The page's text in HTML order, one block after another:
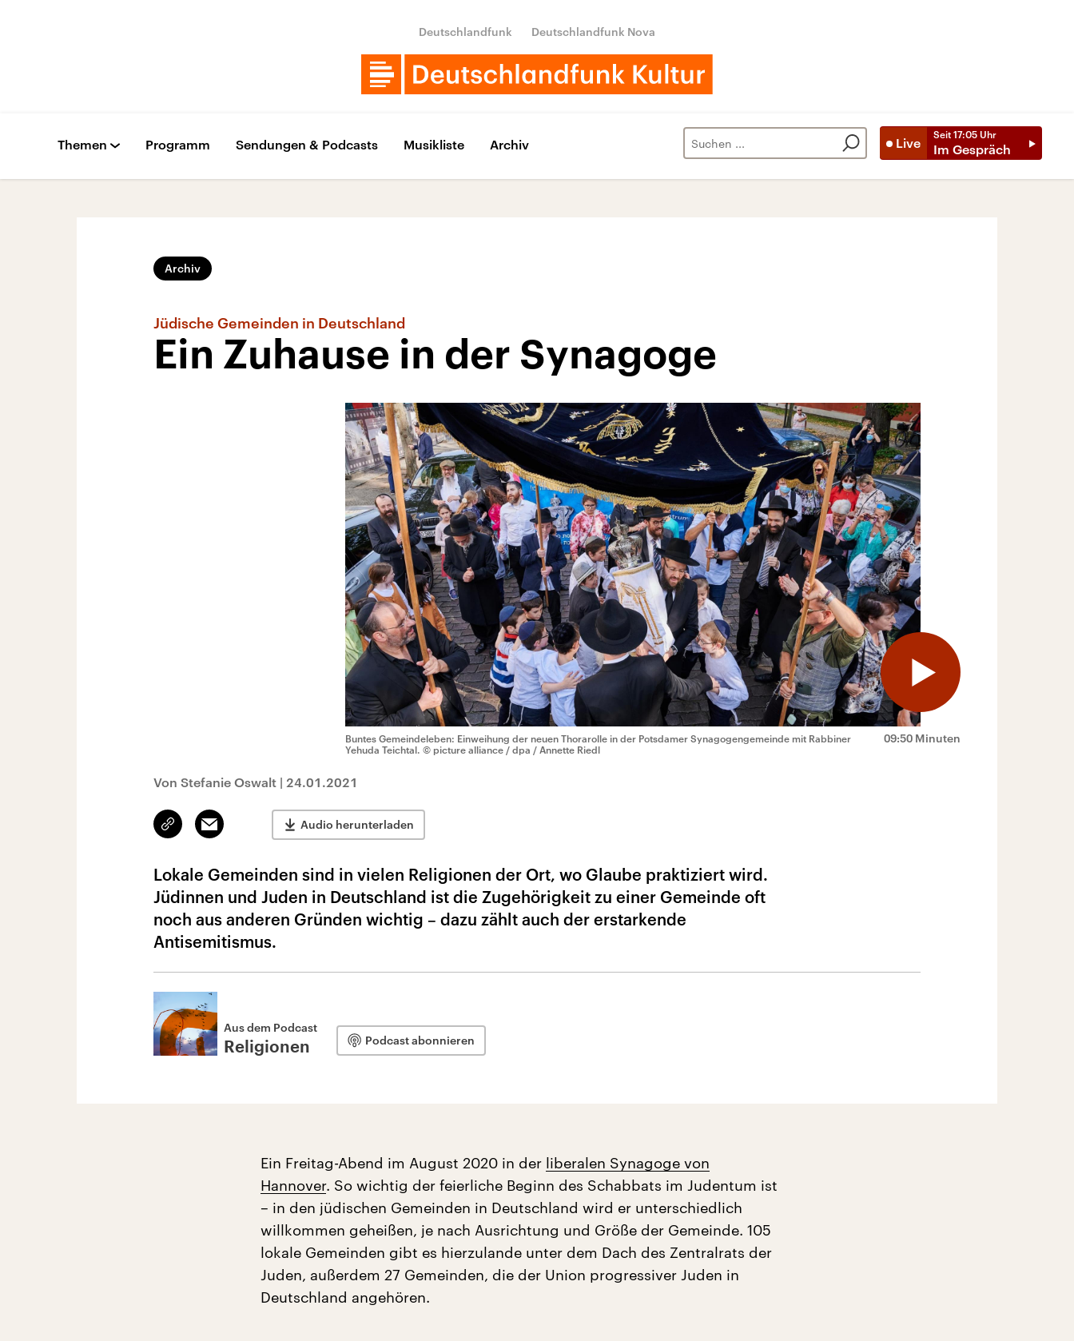
Deutschlandfunk Deutschlandfunk Nova
Live
Seit 17:05 Uhr
Im Gespräch
Themen Programm Sendungen & Podcasts Musikliste Archiv
Archiv
Jüdische Gemeinden in Deutschland
Ein Zuhause in der Synagoge
09:50 Minuten
Buntes Gemeindeleben: Einweihung der neuen Thorarolle in der Potsdamer Synagogengemeinde mit Rabbiner
Yehuda Teichtal. © picture alliance / dpa / Annette Riedl
Von Stefanie Oswalt | 24.01.2021
Link
kopieren/teilen
Email Audio herunterladen
Lokale Gemeinden sind in vielen Religionen der Ort, wo Glaube praktiziert wird.
Jüdinnen und Juden in Deutschland ist die Zugehörigkeit zu einer Gemeinde oft
noch aus anderen Gründen wichtig – dazu zählt auch der erstarkende
Antisemitismus.
Aus dem Podcast
Religionen Podcast abonnieren
Ein Freitag-Abend im August 2020 in der liberalen Synagoge von
Hannover. So wichtig der feierliche Beginn des Schabbats im Judentum ist
– in den jüdischen Gemeinden in Deutschland wird er unterschiedlich
willkommen geheißen, je nach Ausrichtung und Größe der Gemeinde. 105
lokale Gemeinden gibt es hierzulande unter dem Dach des Zentralrats der
Juden, außerdem 27 Gemeinden, die der Union progressiver Juden in
Deutschland angehören.